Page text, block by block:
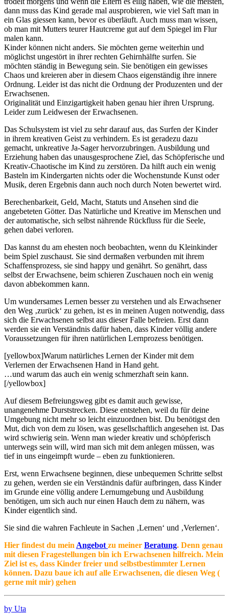
dann muss das Kind gerade mal ausprobieren, wie viel Saft man in
ein Glas giessen kann, bevor es überläuft. Auch muss man wissen,
ob man mit Mutters teurer Hautcreme gut auf dem Spiegel im Flur
malen kann.
Kinder können nicht anders. Sie möchten gerne weiterhin und
möglichst ungestört in ihrer rechten Gehirnhälfte surfen. Sie
möchten ständig in Bewegung sein. Sie benötigen ein gewisses
Chaos und kreieren aber in diesem Chaos eigenständig ihre innere
Ordnung. Leider ist das nicht die Ordnung der Produzenten und der
Erwachsenen.
Originalität und Einzigartigkeit haben genau hier ihren Ursprung.
Leider zum Leidwesen der Erwachsenen.
Das Schulsystem ist viel zu sehr darauf aus, das Surfen der Kinder
in ihrem kreativen Geist zu verhindern. Es ist geradezu dazu
gemacht, unkreative Ja-Sager hervorzubringen. Ausbildung und
Erziehung haben das unausgesprochene Ziel, das Schöpferische und
Kreativ-Chaotische im Kind zu zerstören. Da hilft auch ein wenig
Basteln im Kindergarten nichts oder die Wochenstunde Kunst oder
Musik, deren Ergebnis dann auch noch durch Noten bewertet wird.
Berechenbarkeit, Geld, Macht, Statuts und Ansehen sind die
angebeteten Götter. Das Natürliche und Kreative im Menschen und
der automatische, sich selbst nährende Rückfluss für die Seele,
gehen dabei verloren.
Das kannst du am ehesten noch beobachten, wenn du Kleinkinder
beim Spiel zuschaust. Sie sind dermaßen verbunden mit ihrem
Schaffensprozess, sie sind happy und genährt. So genährt, dass
selbst der Erwachsene, beim schieren Zuschauen noch ein wenig
davon abbekommen kann.
Um wundersames Lernen besser zu verstehen und als Erwachsener
den Weg ‚zurück‘ zu gehen, ist es in meinen Augen notwendig, dass
sich die Erwachsenen selbst aus dieser Falle befreien. Erst dann
werden sie ein Verständnis dafür haben, dass Kinder völlig andere
Voraussetzungen für ihren natürlichen Lernprozess benötigen.
[yellowbox]Warum natürliches Lernen der Kinder mit dem
Verlernen der Erwachsenen Hand in Hand geht.
…und warum das auch ein wenig schmerzhaft sein kann.
[/yellowbox]
Auf diesem Befreiungsweg gibt es damit auch gewisse,
unangenehme Durststrecken. Diese entstehen, weil du für deine
Umgebung nicht mehr so leicht einzuordnen bist. Du benötigst den
Mut, dich von dem zu lösen, was gesellschaftlich angesehen ist. Das
wird schwierig sein. Wenn man wieder kreativ und schöpferisch
unterwegs sein will, wird man sich mit dem anlegen müssen, was
tief in uns eingeimpft wurde – eben zu funktionieren.
Erst, wenn Erwachsene beginnen, diese unbequemen Schritte selbst
zu gehen, werden sie ein Verständnis dafür aufbringen, dass Kinder
im Grunde eine völlig andere Lernumgebung und Ausbildung
benötigen, um sich auch nur einen Hauch dem zu nähern, was
Kinder eigentlich sind.
Sie sind die wahren Fachleute in Sachen ‚Lernen‘ und ‚Verlernen‘.
Hier findest du mein Angebot zu meiner Beratung. Denn genau
mit diesen Fragestellungen bin ich Erwachsenen hilfreich. Mein
Ziel ist es, dass Kinder freier und selbstbestimmter Lernen
können. Dazu baue ich auf alle Erwachsenen, die diesen Weg (
gerne mit mir) gehen
by Uta